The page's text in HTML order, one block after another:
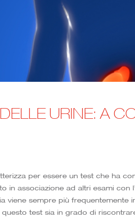
URINE: A
per essere un test che ha
in associazione ad altri esami
viene sempre più
test sia in grado di